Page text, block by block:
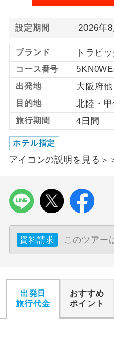
設定期間 2026年
ブランド トラピ
コース番号
出発地 大阪府他
目的地 北陸・
旅行期間 4日間
ホテル指定
アイコンの説明を見る＞
資料請求 このツアー
出発日
旅行代金
おすすめ
ポイント
1名様1室同代
1名様1
ご夫婦限定
す。
女性限定
女性限
す。
年齢制限あり
ご参加
です。
航空会社指定
おひとり様バ
ス2席利用
おひと
す。